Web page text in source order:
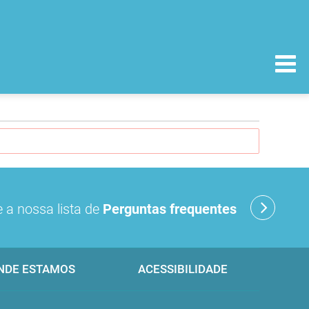
a nossa lista de Perguntas frequentes
ESTAMOS ACESSIBILIDADE